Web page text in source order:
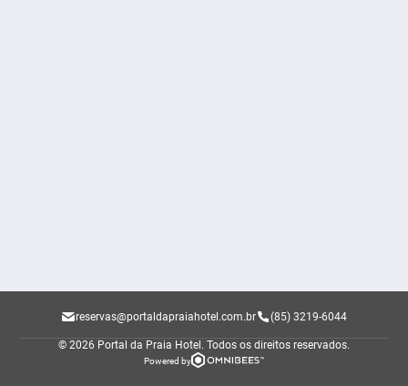
reservas@portaldapraiahotel.com.br (85) 3219-6044
© 2026 Portal da Praia Hotel. Todos os direitos reservados.
Powered by